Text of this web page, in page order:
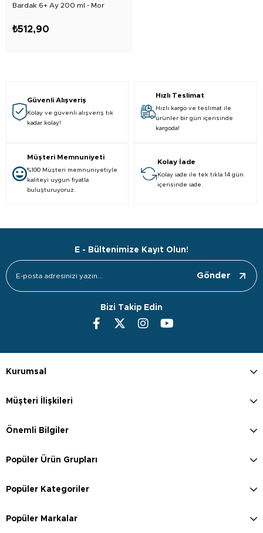
Bardak 6+ Ay 200 ml - Mor
₺512,90
Güvenli Alışveriş
Kolay ve güvenli alışveriş tık
kadar kolay!
Hızlı Teslimat
Hızlı kargo ve teslimat ile
ürünler bir gün içerisinde
kargoda!
Müşteri Memnuniyeti
%100 Müşteri memnuniyetiyle
kaliteyi uygun fiyatla
buluşturuyoruz.
Kolay İade
Kolay iade ile tek tıkla 14 gün
içerisinde iade.
E - Bültenimize Kayıt Olun!
Gönder
Bizi Takip Edin
Kurumsal
Müşteri İlişkileri
Önemli Bilgiler
Popüler Ürün Grupları
Popüler Kategoriler
Popüler Markalar